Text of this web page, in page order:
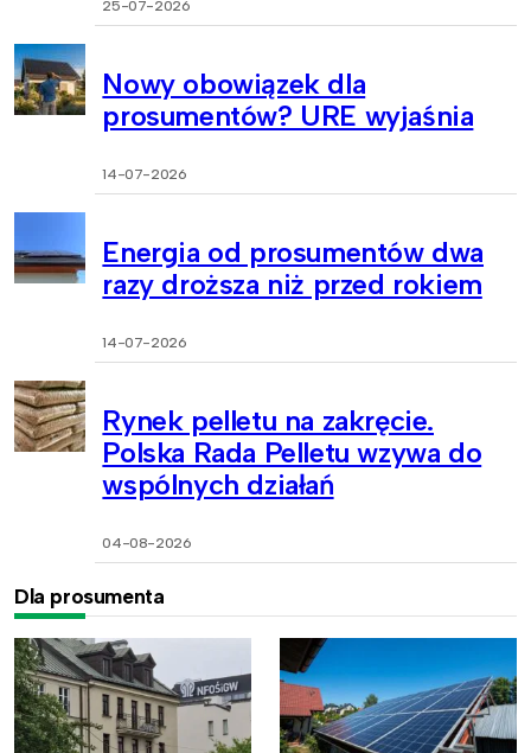
25-07-2026
Nowy obowiązek dla
prosumentów? URE wyjaśnia
14-07-2026
Energia od prosumentów dwa
razy droższa niż przed rokiem
14-07-2026
Rynek pelletu na zakręcie.
Polska Rada Pelletu wzywa do
wspólnych działań
04-08-2026
Dla prosumenta